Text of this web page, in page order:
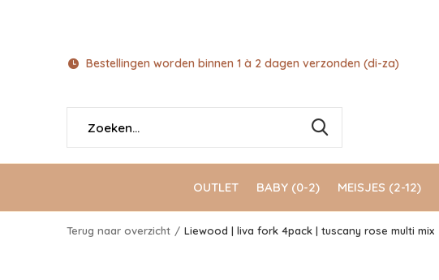
OUTLET BABY (0-2) MEISJES (2-12)
Bestellingen worden binnen 1 à 2 dagen verzonden (di-za)
Terug naar overzicht Liewood | liva fork 4pack | tuscany rose multi mix